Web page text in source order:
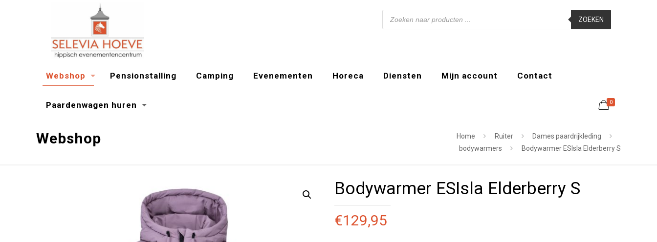
Webshop Pensionstalling Camping Evenementen Horeca Diensten Mijn account Contact
Paardenwagen huren
Producten
zoeken
ZOEKEN
0
Webshop Home Ruiter
Dames paardrijkleding
bodywarmers
Bodywarmer ESIsla Elderberry S
Bodywarmer ESIsla Elderberry S
€129,95